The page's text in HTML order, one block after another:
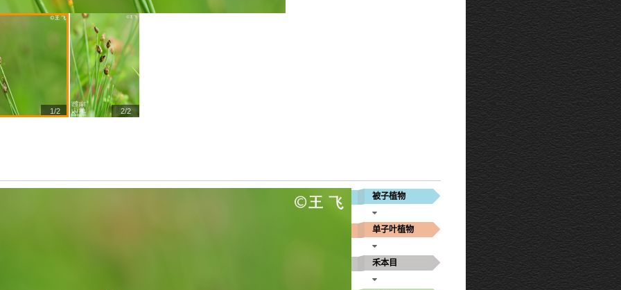
1/2 2/2
被子植物
单子叶植物
禾本目